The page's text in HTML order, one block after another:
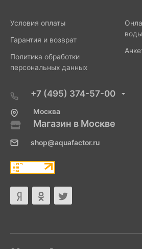
Условия оплаты
Гарантия и возврат
Политика обработки
персональных данных
воды
+7 (495) 374-57-00
Москва
Магазин в Москве
shop@aquafactor.ru